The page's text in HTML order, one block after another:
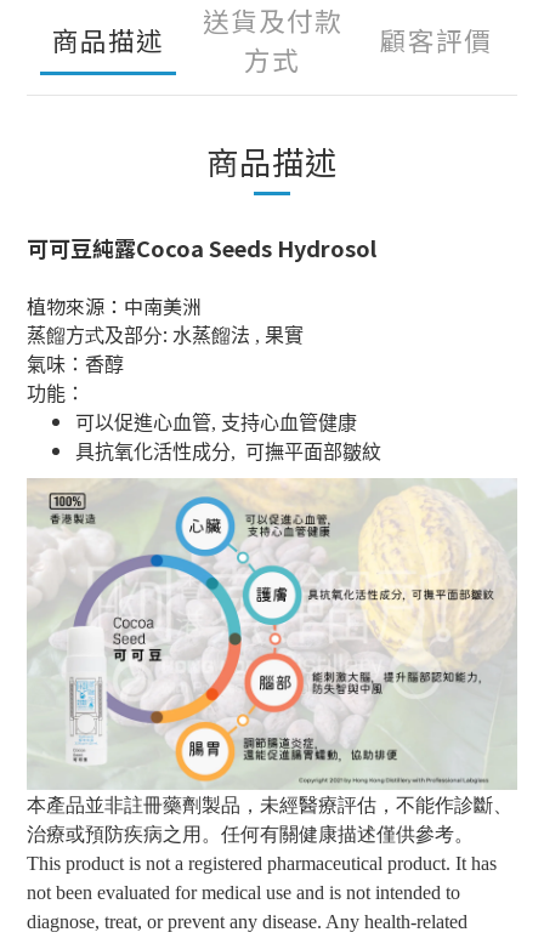
商品描述
送貨及付款
方式
顧客評價
商品描述
可可豆純露Cocoa Seeds Hydrosol
植物來源：中南美洲
蒸餾方式及部分: 水蒸餾法 , 果實
氣味：香醇
功能：
可以促進心血管, 支持心血管健康
具抗氧化活性成分, 可撫平面部皺紋
本產品並非註冊藥劑製品，未經醫療評估，不能作診斷、
治療或預防疾病之用。任何有關健康描述僅供參考。
This product is not a registered pharmaceutical product. It has
not been evaluated for medical use and is not intended to
diagnose, treat, or prevent any disease. Any health-related